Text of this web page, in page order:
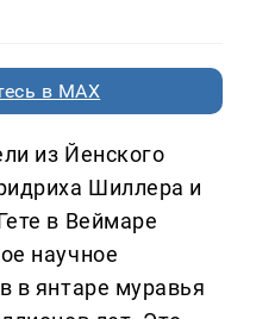
в MAX
из Йенского
Шиллера и
в Веймаре
научное
в янтаре муравья